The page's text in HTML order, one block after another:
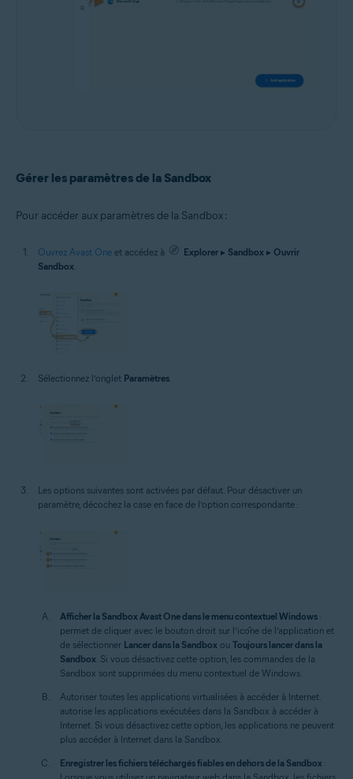
Gérer les paramètres de la Sandbox
Pour accéder aux paramètres de la Sandbox :
Ouvrez Avast One et accédez à Explorer ▸ Sandbox ▸ Ouvrir
Sandbox
Sélectionnez l’onglet Paramètres
Les options suivantes sont activées par défaut. Pour désactiver un
paramètre, décochez la case en face de l’option correspondante :
Afficher la Sandbox Avast One dans le menu contextuel Windows :
permet de cliquer avec le bouton droit sur l’icône de l’application et
de sélectionner Lancer dans la Sandbox ou Toujours lancer dans la
Sandbox . Si vous désactivez cette option, les commandes de la
Sandbox sont supprimées du menu contextuel de Windows.
Autoriser toutes les applications virtualisées à accéder à Internet.
autorise les applications exécutées dans la Sandbox à accéder à
Internet. Si vous désactivez cette option, les applications ne peuvent
plus accéder à Internet dans la Sandbox.
Enregistrer les fichiers téléchargés fiables en dehors de la Sandbox :